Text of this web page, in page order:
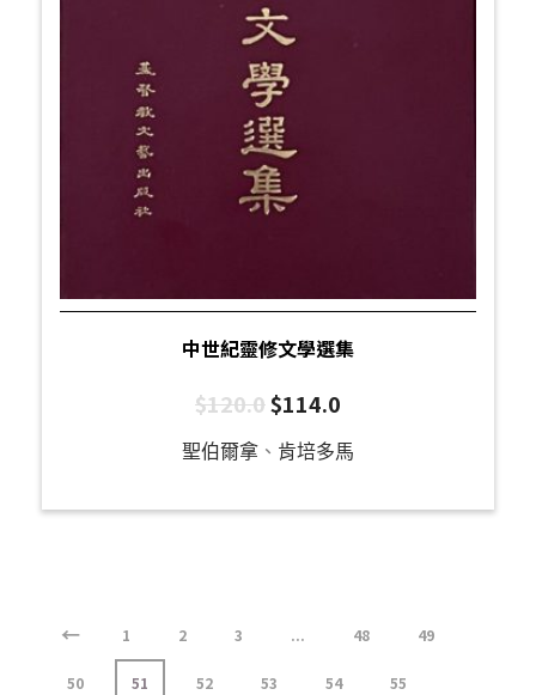
中世紀靈修文學選集
$120.0$114.0
聖伯爾拿 、 肯培多馬
← 1 2 3 ... 48 49
50 51 52 53 54 55